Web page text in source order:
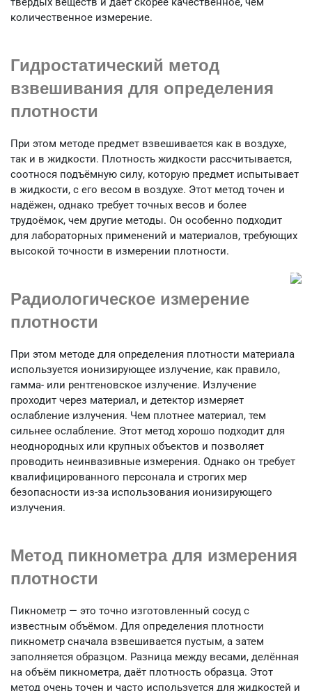
количественное измерение.
Гидростатический метод
взвешивания для определения
плотности
При этом методе предмет взвешивается как в воздухе,
так и в жидкости. Плотность жидкости рассчитывается,
соотнося подъёмную силу, которую предмет испытывает
в жидкости, с его весом в воздухе. Этот метод точен и
надёжен, однако требует точных весов и более
трудоёмок, чем другие методы. Он особенно подходит
для лабораторных применений и материалов, требующих
высокой точности в измерении плотности.
Радиологическое измерение
плотности
При этом методе для определения плотности материала
используется ионизирующее излучение, как правило,
гамма- или рентгеновское излучение. Излучение
проходит через материал, и детектор измеряет
ослабление излучения. Чем плотнее материал, тем
сильнее ослабление. Этот метод хорошо подходит для
неоднородных или крупных объектов и позволяет
проводить неинвазивные измерения. Однако он требует
квалифицированного персонала и строгих мер
безопасности из-за использования ионизирующего
излучения.
Метод пикнометра для измерения
плотности
Пикнометр — это точно изготовленный сосуд с
известным объёмом. Для определения плотности
пикнометр сначала взвешивается пустым, а затем
заполняется образцом. Разница между весами, делённая
на объём пикнометра, даёт плотность образца. Этот
метод очень точен и часто используется для жидкостей и